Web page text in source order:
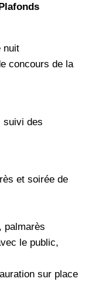
ds
nuit
concours de la
suivi des
et soirée de
palmarès
le public,
sur place